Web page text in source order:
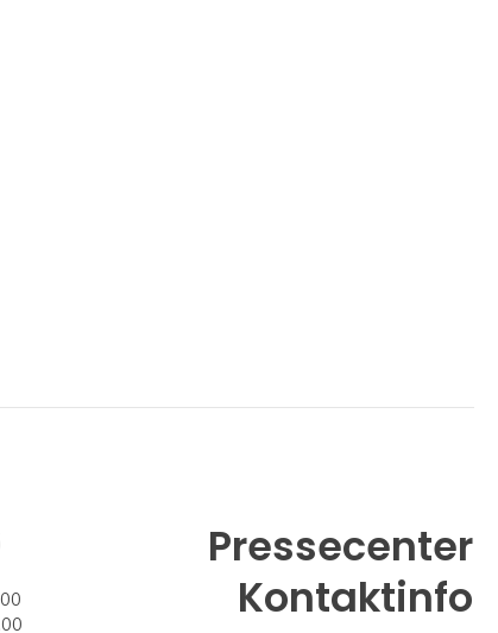
Pressecenter
Kontaktinfo